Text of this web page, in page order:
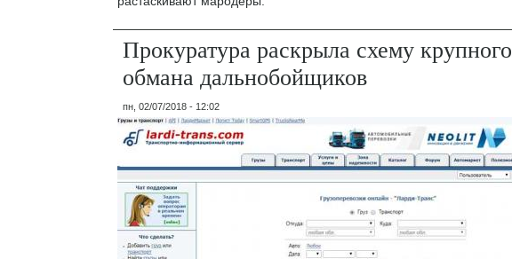
Прокуратура раскрыла схему крупного
обмана дальнобойщиков
пн, 02/07/2018 - 12:02